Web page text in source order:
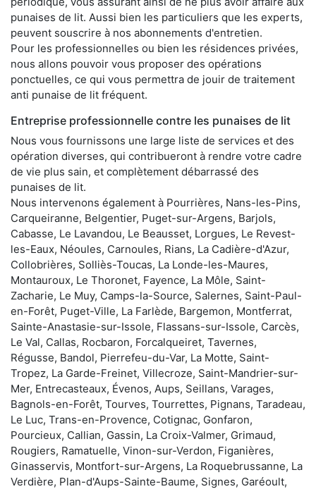
punaises de lit. Aussi bien les particuliers que les experts,
peuvent souscrire à nos abonnements d'entretien.
Pour les professionnelles ou bien les résidences privées,
nous allons pouvoir vous proposer des opérations
ponctuelles, ce qui vous permettra de jouir de traitement
anti punaise de lit fréquent.
Entreprise professionnelle contre les punaises de lit
Nous vous fournissons une large liste de services et des
opération diverses, qui contribueront à rendre votre cadre
de vie plus sain, et complètement débarrassé des
punaises de lit.
Nous intervenons également à Pourrières, Nans-les-Pins,
Carqueiranne, Belgentier, Puget-sur-Argens, Barjols,
Cabasse, Le Lavandou, Le Beausset, Lorgues, Le Revest-
les-Eaux, Néoules, Carnoules, Rians, La Cadière-d'Azur,
Collobrières, Solliès-Toucas, La Londe-les-Maures,
Montauroux, Le Thoronet, Fayence, La Môle, Saint-
Zacharie, Le Muy, Camps-la-Source, Salernes, Saint-Paul-
en-Forêt, Puget-Ville, La Farlède, Bargemon, Montferrat,
Sainte-Anastasie-sur-Issole, Flassans-sur-Issole, Carcès,
Le Val, Callas, Rocbaron, Forcalqueiret, Tavernes,
Régusse, Bandol, Pierrefeu-du-Var, La Motte, Saint-
Tropez, La Garde-Freinet, Villecroze, Saint-Mandrier-sur-
Mer, Entrecasteaux, Évenos, Aups, Seillans, Varages,
Bagnols-en-Forêt, Tourves, Tourrettes, Pignans, Taradeau,
Le Luc, Trans-en-Provence, Cotignac, Gonfaron,
Pourcieux, Callian, Gassin, La Croix-Valmer, Grimaud,
Rougiers, Ramatuelle, Vinon-sur-Verdon, Figanières,
Ginasservis, Montfort-sur-Argens, La Roquebrussanne, La
Verdière, Plan-d'Aups-Sainte-Baume, Signes, Garéoult,